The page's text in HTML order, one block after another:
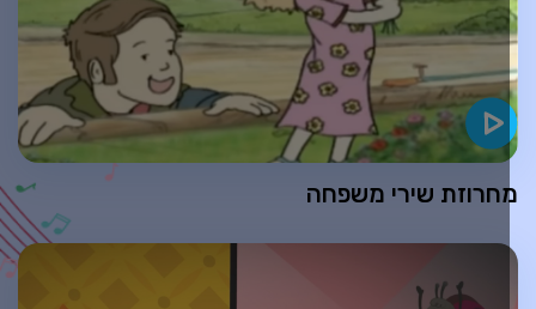
שירי משפחה